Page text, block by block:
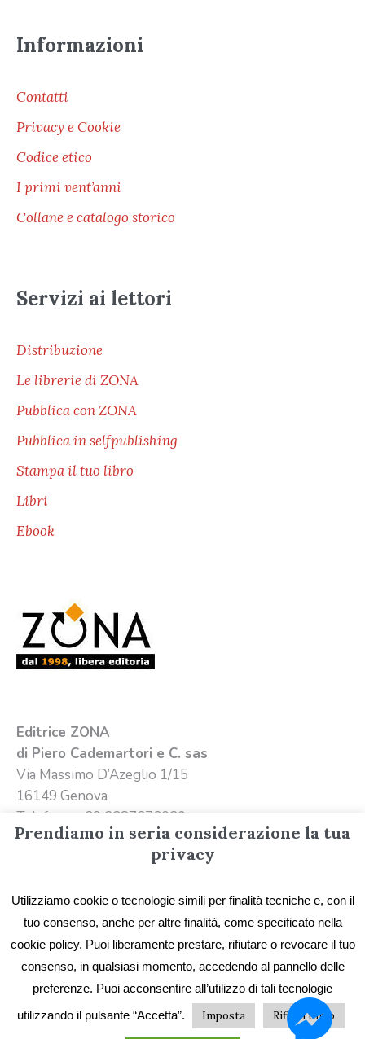
Informazioni
Contatti
Privacy e Cookie
Codice etico
I primi vent’anni
Collane e catalogo storico
Servizi ai lettori
Distribuzione
Le librerie di ZONA
Pubblica con ZONA
Pubblica in selfpublishing
Stampa il tuo libro
Libri
Ebook
Editrice ZONA
di Piero Cademartori e C. sas
Via Massimo D’Azeglio 1/15
16149 Genova
Telefono +39 3387676020
Emailinfo@editricezona.it
/ Editrice ZONA - Immagini e testi sono
proprietà di Editrice ZONA e possono essere
Prendiamo in seria considerazione la tua
privacy
Utilizziamo cookie o tecnologie simili per finalità tecniche e, con il
tuo consenso, anche per altre finalità, come specificato nella
cookie policy. Puoi liberamente prestare, rifiutare o revocare il tuo
consenso, in qualsiasi momento, accedendo al pannello delle
preferenze. Puoi acconsentire all’utilizzo di tali tecnologie
utilizzando il pulsante “Accetta”.
Imposta Rifiuta tutto